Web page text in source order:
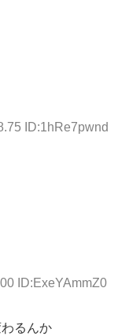
ID:1hRe7pwnd
ID:ExeYAmmZ0
るんか